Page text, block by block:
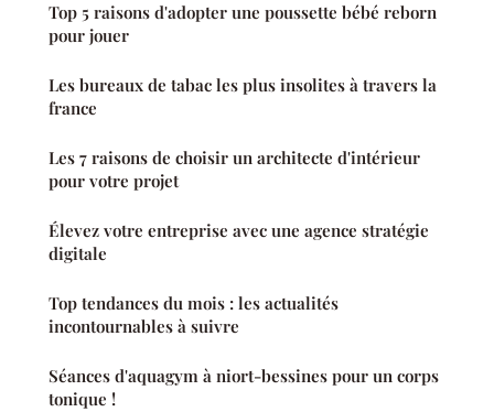
Top 5 raisons d'adopter une poussette bébé reborn
pour jouer
Les bureaux de tabac les plus insolites à travers la
france
Les 7 raisons de choisir un architecte d'intérieur
pour votre projet
Élevez votre entreprise avec une agence stratégie
digitale
Top tendances du mois : les actualités
incontournables à suivre
Séances d'aquagym à niort-bessines pour un corps
tonique !